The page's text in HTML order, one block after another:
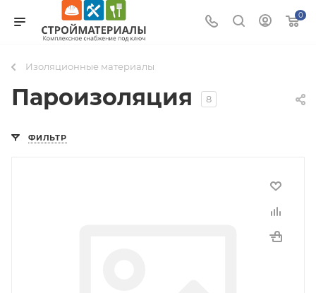
0
Изоляционные материалы
Пароизоляция 8
ФИЛЬТР